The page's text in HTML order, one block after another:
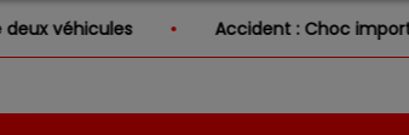
véhicules Accident : Choc important